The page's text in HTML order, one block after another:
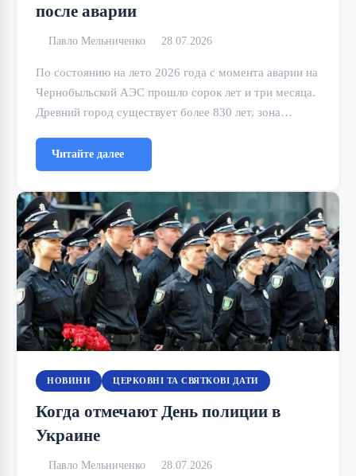
после аварии
Павло Мельниченко 28.07.2026
По состоянию на лето 2026 года с момента аварии на
Чернобыльской АЭС прошло сорок лет и три месяца.
Древний город существует более 830 лет, зона…
Читайте далее
НОВИНИ ЦЕРКОВНІ ТА СВЯТКОВІ ДАТИ
Когда отмечают День полиции в
Украине
Павло Мельниченко 28.07.2026